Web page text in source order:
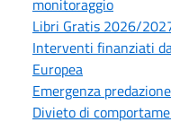
Libri Gratis 2026/
Interventi finanziati
Europea
Emergenza
Divieto di